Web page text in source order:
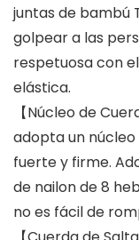
juntas de bambú
golpear a las
respetuosa con
elástica.
【Núcleo de
adopta un
fuerte y firme.
de nailon de 8
no es fácil de